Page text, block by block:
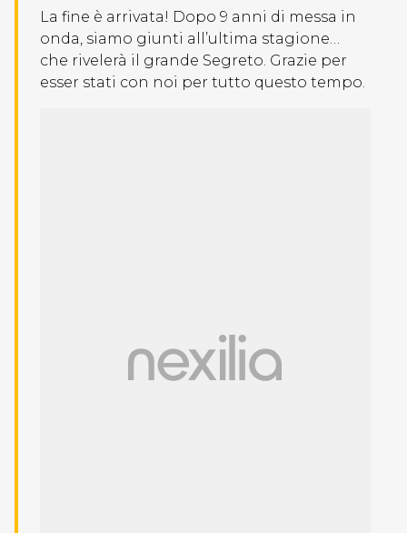
La fine è arrivata! Dopo 9 anni di messa in
onda, siamo giunti all’ultima stagione…
che rivelerà il grande Segreto. Grazie per
esser stati con noi per tutto questo tempo.